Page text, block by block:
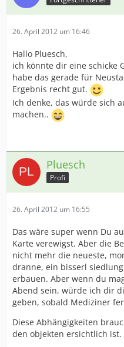
26. April 2012 um 16:46
Hallo Pluesch,
ich könnte dir eine schicke
habe das gerade für
Ergebnis recht gut.
Ich denke, das würde sich
machen..
Pluesch
Profi
26. April 2012 um 16:55
Das wäre super wenn Du
Karte verewigst. Aber die
nicht mehr die neueste,
dranne, ein bisserl
erbauen. Aber wenn du
Abend sein, würde ich dir
geben, sobald Mediziner
Diese Abhängigkeiten
den objekten ersichtlich ist.